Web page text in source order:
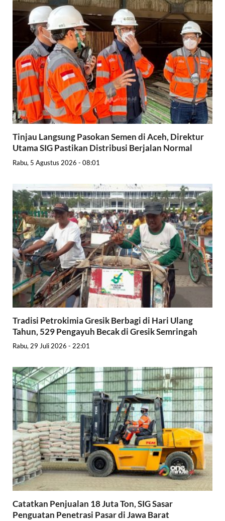
Tinjau Langsung Pasokan Semen di Aceh, Direktur
Utama SIG Pastikan Distribusi Berjalan Normal
Rabu, 5 Agustus 2026 - 08:01
Tradisi Petrokimia Gresik Berbagi di Hari Ulang
Tahun, 529 Pengayuh Becak di Gresik Semringah
Rabu, 29 Juli 2026 - 22:01
Catatkan Penjualan 18 Juta Ton, SIG Sasar
Penguatan Penetrasi Pasar di Jawa Barat